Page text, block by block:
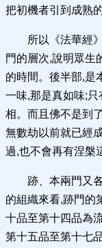
把初機者引到成熟
所以《法華經
門的層次,說明眾生
的時間。後半部,是
一味,那是真如味;
相。而且佛不是到
無數劫以前就已經
過,也不會再有涅槃
跡、本兩門又
的組織來看,跡門的
十品至第十四品為
第十五品至第十七